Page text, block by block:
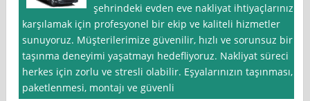
şehrindeki evden eve nakliyat ihtiyaçlarınızı
karşılamak için profesyonel bir ekip ve kaliteli hizmetler
sunuyoruz. Müşterilerimize güvenilir, hızlı ve sorunsuz bir
taşınma deneyimi yaşatmayı hedefliyoruz. Nakliyat süreci
herkes için zorlu ve stresli olabilir. Eşyalarınızın taşınması,
paketlenmesi, montajı ve güvenli